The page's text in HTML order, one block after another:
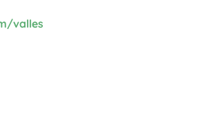
valles